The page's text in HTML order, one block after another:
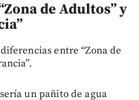
de Adultos” y
entre “Zona de
un pañito de agua